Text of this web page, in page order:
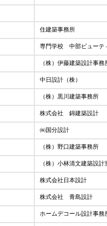
住建築事務所
専門学校 中部ビューテ
（株）伊藤建築設計事
中日設計（株）
（株）黒川建築事務所
株式会社 錦建築設計
㈱国分設計
（株）野口建築事務所
（株）小林清文建築設
株式会社日本設計
株式会社 青島設計
ホームデコール設計事